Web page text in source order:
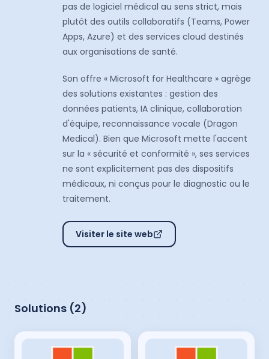
pas de logiciel médical au sens strict, mais
plutôt des outils collaboratifs (Teams, Power
Apps, Azure) et des services cloud destinés
aux organisations de santé.
Son offre « Microsoft for Healthcare » agrège
des solutions existantes : gestion des
données patients, IA clinique, collaboration
d'équipe, reconnaissance vocale (Dragon
Medical). Bien que Microsoft mette l'accent
sur la « sécurité et conformité », ses services
ne sont explicitement pas des dispositifs
médicaux, ni conçus pour le diagnostic ou le
traitement.
Visiter le site web
Solutions (2)